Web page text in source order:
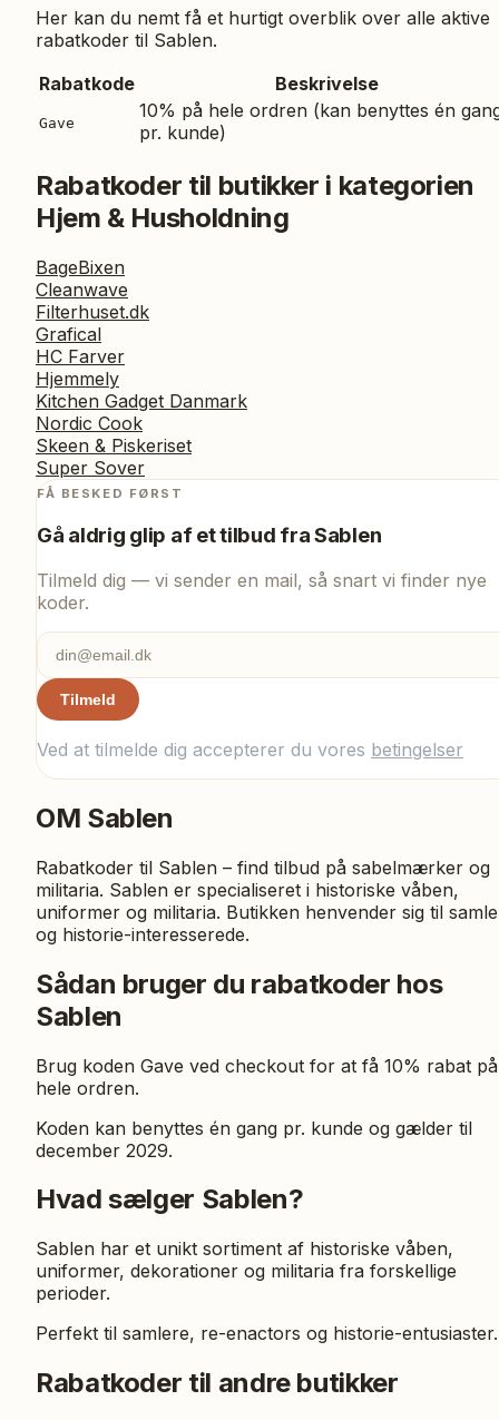
Her kan du nemt få et hurtigt overblik over alle aktive
rabatkoder til Sablen.
Rabatkode
Beskrivelse
Gave
10% på hele ordren (kan benyttes én
pr. kunde)
Rabatkoder til butikker i kategorien
Hjem & Husholdning
BageBixen
Cleanwave
Filterhuset.dk
Grafical
HC Farver
Hjemmely
Kitchen Gadget Danmark
Nordic Cook
Skeen & Piskeriset
Super Sover
FÅ BESKED FØRST
Gå aldrig glip af et tilbud fraSablen
Tilmeld dig — vi sender en mail, så snart vi finder nye
koder.
Tilmeld
Ved at tilmelde dig accepterer du vores betingelser
OM Sablen
Rabatkoder til Sablen – find tilbud på sabelmærker og
militaria. Sablen er specialiseret i historiske våben,
uniformer og militaria. Butikken henvender sig til
og historie-interesserede.
Sådan bruger du rabatkoder hos
Sablen
Brug koden Gave ved checkout for at få 10% rabat på
hele ordren.
Koden kan benyttes én gang pr. kunde og gælder til
december 2029.
Hvad sælger Sablen?
Sablen har et unikt sortiment af historiske våben,
uniformer, dekorationer og militaria fra forskellige
perioder.
Perfekt til samlere, re-enactors og historie-entusiaster.
Rabatkoder til andre butikker